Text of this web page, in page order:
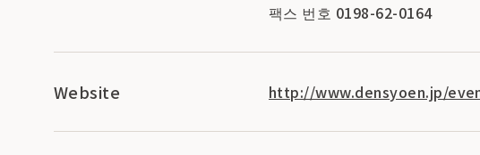
팩스 번호 0198-62-0164
Website http://www.densyoen.jp/